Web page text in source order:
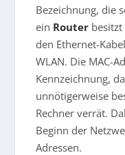
Bezeichnung, die
ein Router
den Ethernet-
WLAN. Die MAC-
Kennzeichnung,
unnötigerweise
Rechner verrät.
Beginn der
Adressen.